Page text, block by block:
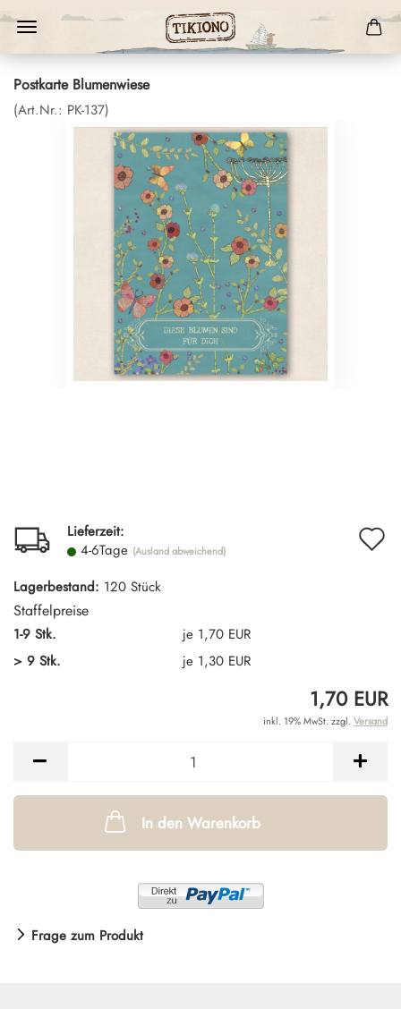
Postkarte Blumenwiese
(Art.Nr.: PK-137)
Lieferzeit:
4-6Tage (Ausland abweichend)
Lagerbestand: 120 Stück
Staffelpreise
1-9 Stk.
je 1,70 EUR
> 9 Stk.
je 1,30 EUR
1,70 EUR
inkl. 19% MwSt. zzgl. Versand
In den Warenkorb
Frage zum Produkt